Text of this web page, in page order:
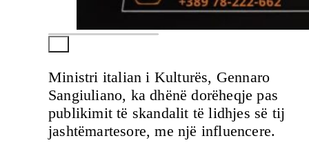
Ministri italian i Kulturës, Gennaro
Sangiuliano, ka dhënë dorëheqje pas
publikimit të skandalit të lidhjes së tij
jashtëmartesore, me një influencere.